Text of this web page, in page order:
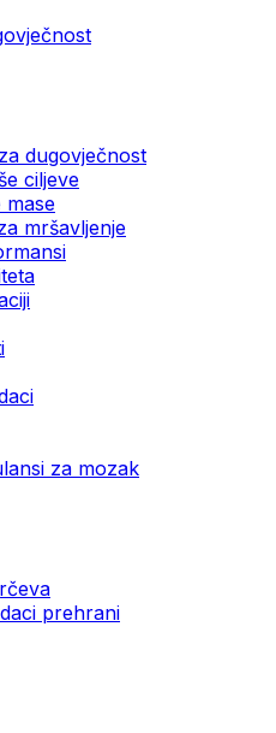
dugovječnost
ciljeve
mase
mršavljenje
za mozak
prehrani